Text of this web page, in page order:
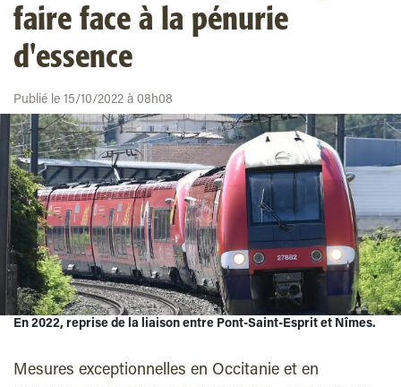
faire face à la pénurie
d'essence
Publié le 15/10/2022 à 08h08
En 2022, reprise de la liaison entre Pont-Saint-Esprit et Nîmes.
Mesures exceptionnelles en Occitanie et en